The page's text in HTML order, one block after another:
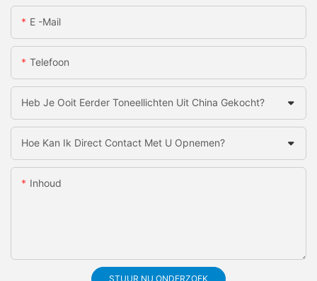
E -mail
Telefoon
Heb Je Ooit Eerder Toneellichten Uit China Gekocht?
Hoe Kan Ik Direct Contact Met U Opnemen?
Inhoud
STUUR NU ONDERZOEK